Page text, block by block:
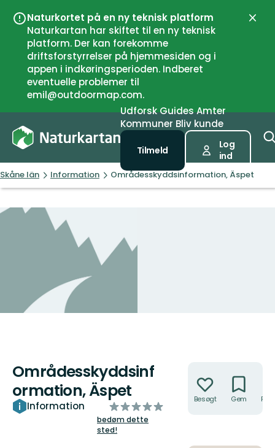
Naturkortet på en ny teknisk platform
Naturkartan har skiftet til en ny teknisk
platform. Der kan forekomme
driftsforstyrrelser på hjemmesiden og i
appen i indkøringsperioden. Indberet
eventuelle problemer til
emil@outdoormap.com.
Luk
UdforskGuidesAmter
Kommuner Bliv kunde
Tilmeld
Log
ind
Skåne län Information Områdesskyddsinformation, Äspet
Områdesskyddsinf
ormation, Äspet
Information
ud
af
5
bedøm dette
sted!
Besøgt Gem